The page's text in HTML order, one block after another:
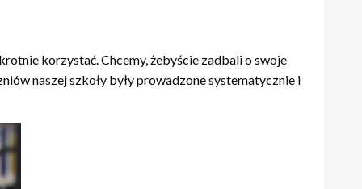
korzystać. Chcemy, żebyście zadbali o swoje
naszej szkoły były prowadzone systematycznie i